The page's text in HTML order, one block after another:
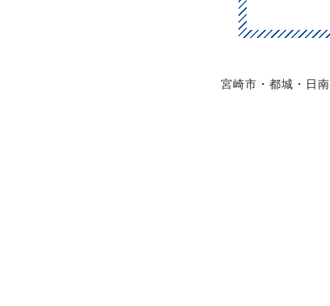
宮崎市・都城・日南